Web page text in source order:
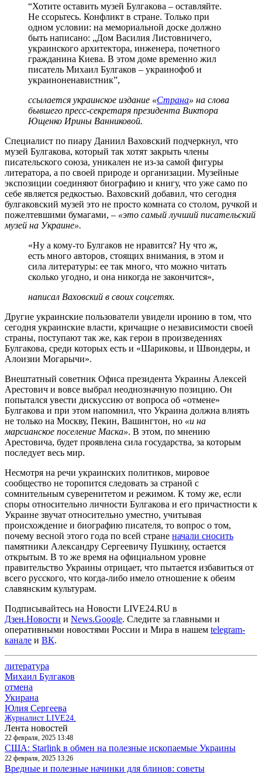
“Хотите оставить музей Булгакова – оставляйте.
Не ссорьтесь. Конфликт в стране. Только при
одном условии: на мемориальной доске должно
быть написано: „Дом Василия Листовничего,
украинского архитектора, инженера, почетного
гражданина Киева. В этом доме временно жил
писатель Михаил Булгаков – украинофоб и
украиноненавистник”,
ссылается украинское издание «Страна» на слова
бывшего пресс-секретаря президента Виктора
Ющенко Ирины Ванниковой.
Специалист по пиару Даниил Ваховский подчеркнул, что
музей Булгакова, который так хотят закрыть члены
писательского союза, уникален не из-за самой фигуры
литератора, а по своей природе и организации. Музейные
экспозиции соединяют биографию и книгу, что уже само по
себе является редкостью. Ваховский добавил, что сегодня
булгаковский музей это не просто комната со столом, ручкой и
пожелтевшими бумагами, – «это самый лучший писательский
музей на Украине».
«Ну а кому-то Булгаков не нравится? Ну что ж,
есть много авторов, стоящих внимания, в этом и
сила литературы: ее так много, что можно читать
сколько угодно, и она никогда не закончится»,
написал Ваховский в своих соцсетях.
Другие украинские пользователи увидели иронию в том, что
сегодня украинские власти, кричащие о независимости своей
страны, поступают так же, как герои в произведениях
Булгакова, среди которых есть и «Шариковы, и Швондеры, и
Алоизии Могарычи».
Внештатный советник Офиса президента Украины Алексей
Арестович и вовсе выбрал неоднозначную позицию. Он
попытался увести дискуссию от вопроса об «отмене»
Булгакова и при этом напомнил, что Украина должна влиять
не только на Москву, Пекин, Вашингтон, но «и на
марсианское поселение Маска». В этом, по мнению
Арестовича, будет проявлена сила государства, за которым
последует весь мир.
Несмотря на речи украинских политиков, мировое
сообщество не торопится следовать за страной с
сомнительным суверенитетом и режимом. К тому же, если
споры относительно личности Булгакова и его причастности к
Украине звучат относительно уместно, учитывая
происхождение и биографию писателя, то вопрос о том,
почему весной этого года по всей стране начали сносить
памятники Александру Сергеевичу Пушкину, остается
открытым. В то же время на официальном уровне
правительство Украины отрицает, что пытается избавиться от
всего русского, что когда-либо имело отношение к обеим
славянским культурам.
Подписывайтесь на Новости LIVE24.RU в
Дзен.Новости и News.Google. Следите за главными и
оперативными новостями России и Мира в нашем telegram-
канале и ВК.
литература
Михаил Булгаков
отмена
Укирана
Юлия Сергеева
Журналист LIVE24.
Лента новостей
22 февраля, 2025 13:48
США: Starlink в обмен на полезные ископаемые Украины
22 февраля, 2025 13:26
Вредные и полезные начинки для блинов: советы